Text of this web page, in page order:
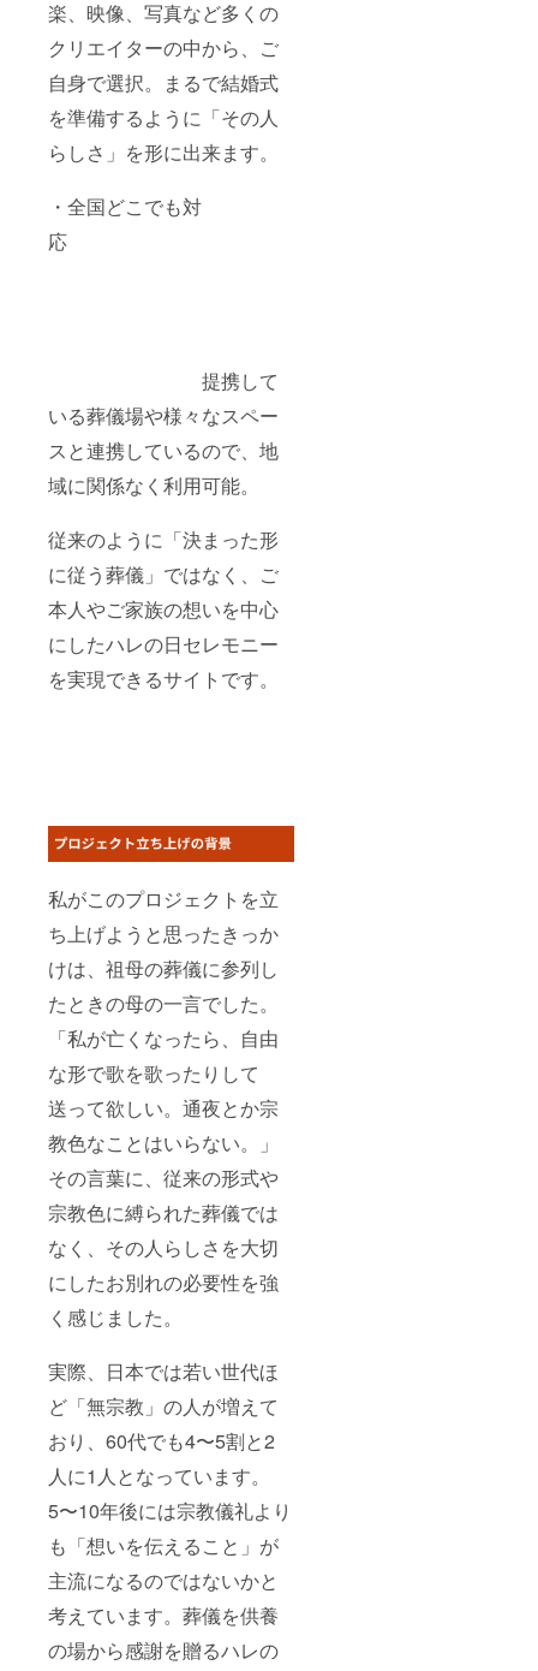
楽、映像、写真など多くの
クリエイターの中から、ご
自身で選択。まるで結婚式
を準備するように「その人
らしさ」を形に出来ます。
・全国どこでも対
応
提携して
いる葬儀場や様々なスペー
スと連携しているので、地
域に関係なく利用可能。
従来のように「決まった形
に従う葬儀」ではなく、ご
本人やご家族の想いを中心
にしたハレの日セレモニー
を実現できるサイトです。
私がこのプロジェクトを立
ち上げようと思ったきっか
けは、祖母の葬儀に参列し
たときの母の一言でした。
「私が亡くなったら、自由
な形で歌を歌ったりして
送って欲しい。通夜とか宗
教色なことはいらない。」
その言葉に、従来の形式や
宗教色に縛られた葬儀では
なく、その人らしさを大切
にしたお別れの必要性を強
く感じました。
実際、日本では若い世代ほ
ど「無宗教」の人が増えて
おり、60代でも4〜5割と2
人に1人となっています。
5〜10年後には宗教儀礼より
も「想いを伝えること」が
主流になるのではないかと
考えています。葬儀を供養
の場から感謝を贈るハレの